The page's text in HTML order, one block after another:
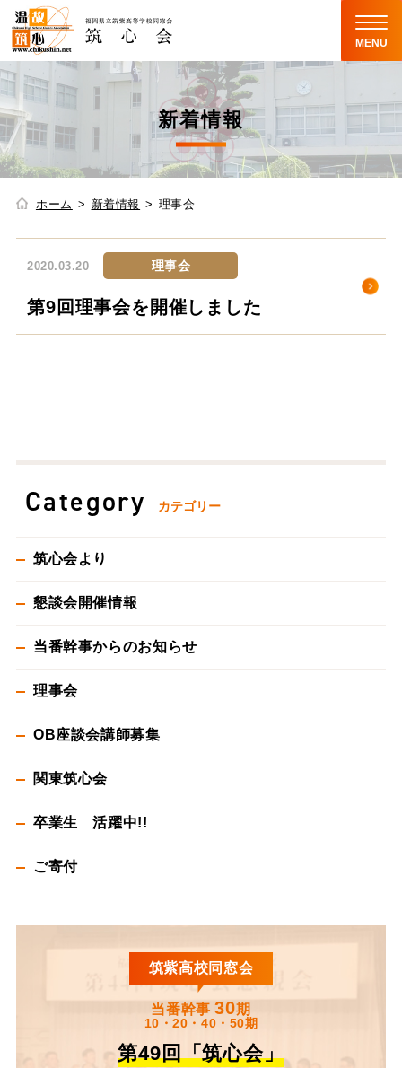
MENU
新着情報
ホーム 新着情報 理事会
2020.03.20 理事会
第9回理事会を開催しました
Category カテゴリー
筑心会より
懇談会開催情報
当番幹事からのお知らせ
理事会
OB座談会講師募集
関東筑心会
卒業生 活躍中!!
ご寄付
筑紫高校同窓会
当番幹事30期
10・20・40・50期
第49回「筑心会」